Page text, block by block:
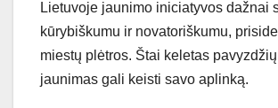
Lietuvoje jaunimo iniciatyvos dažnai
kūrybiškumu ir novatoriškumu,
miestų plėtros. Štai keletas
jaunimas gali keisti savo aplinką.